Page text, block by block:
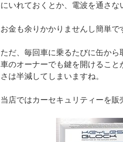
にいれておくとか、電波を通さな
お金も余りかかりませんし簡単で
ただ、毎回車に乗るたびに缶か
車のオーナーでも鍵を開けること
さは半減してしまいますね。
当店ではカーセキュリティーを